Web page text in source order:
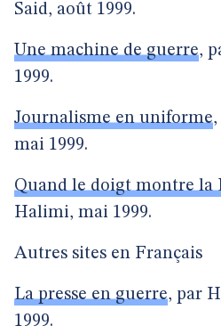
Said, août 1999.
Une machine de guerre,
1999.
Journalisme en uniforme
mai 1999.
Quand le doigt montre la
Halimi, mai 1999.
Autres sites en Français
La presse en guerre, par
1999.